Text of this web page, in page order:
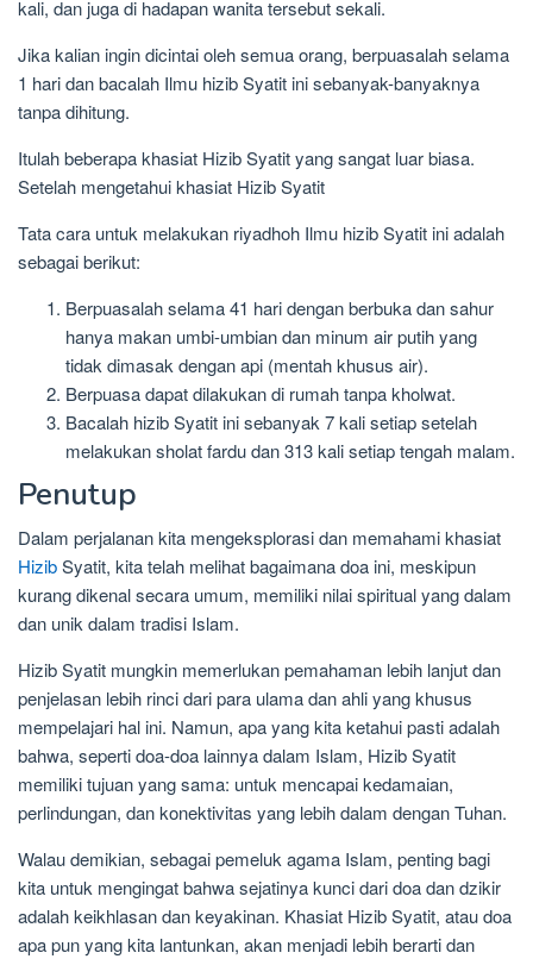
kali, dan juga di hadapan wanita tersebut sekali.
Jika kalian ingin dicintai oleh semua orang, berpuasalah selama
1 hari dan bacalah Ilmu hizib Syatit ini sebanyak-banyaknya
tanpa dihitung.
Itulah beberapa khasiat Hizib Syatit yang sangat luar biasa.
Setelah mengetahui khasiat Hizib Syatit
Tata cara untuk melakukan riyadhoh Ilmu hizib Syatit ini adalah
sebagai berikut:
Berpuasalah selama 41 hari dengan berbuka dan sahur
hanya makan umbi-umbian dan minum air putih yang
tidak dimasak dengan api (mentah khusus air).
Berpuasa dapat dilakukan di rumah tanpa kholwat.
Bacalah hizib Syatit ini sebanyak 7 kali setiap setelah
melakukan sholat fardu dan 313 kali setiap tengah malam.
Penutup
Dalam perjalanan kita mengeksplorasi dan memahami khasiat
HizibSyatit, kita telah melihat bagaimana doa ini, meskipun
kurang dikenal secara umum, memiliki nilai spiritual yang dalam
dan unik dalam tradisi Islam.
Hizib Syatit mungkin memerlukan pemahaman lebih lanjut dan
penjelasan lebih rinci dari para ulama dan ahli yang khusus
mempelajari hal ini. Namun, apa yang kita ketahui pasti adalah
bahwa, seperti doa-doa lainnya dalam Islam, Hizib Syatit
memiliki tujuan yang sama: untuk mencapai kedamaian,
perlindungan, dan konektivitas yang lebih dalam dengan Tuhan.
Walau demikian, sebagai pemeluk agama Islam, penting bagi
kita untuk mengingat bahwa sejatinya kunci dari doa dan dzikir
adalah keikhlasan dan keyakinan. Khasiat Hizib Syatit, atau doa
apa pun yang kita lantunkan, akan menjadi lebih berarti dan